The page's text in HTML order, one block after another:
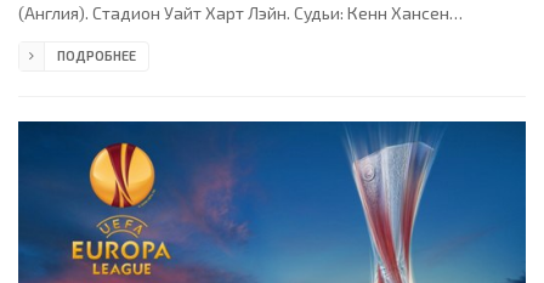
(Англия). Стадион Уайт Харт Лэйн. Судьи: Кенн Хансен
(Дания). Резервный: Даниэль Р. Нергор (Дания). "Тоттенхэм":
Дембеле, Гильфи Сигурдссон (Гарри Кейн, 69), Кристиан
Эриксен (Льюис Хольтби, 81), Эрик
ПОДРОБНЕЕ